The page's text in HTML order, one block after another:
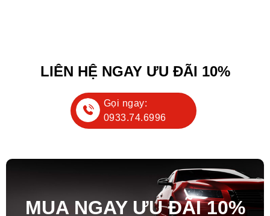
LIÊN HỆ NGAY ƯU ĐÃI 10%
Gọi ngay:
0933.74.6996
MUA NGAY ƯU ĐÃI10%